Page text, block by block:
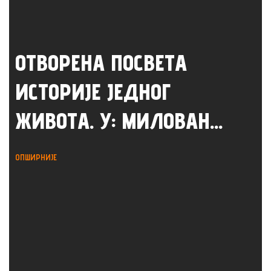
ОТВОРЕНА ПОСВЕТА
ИСТОРИЈЕ ЈЕДНОГ
ЖИВОТА. У: МИЛОВАН...
ОПШИРНИЈЕ